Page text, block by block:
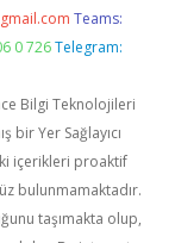
Teams:
0 726 Telegram:
Bilgi Teknolojileri
bir Yer Sağlayıcı
içerikleri proaktif
bulunmamaktadır.
taşımakta olup,